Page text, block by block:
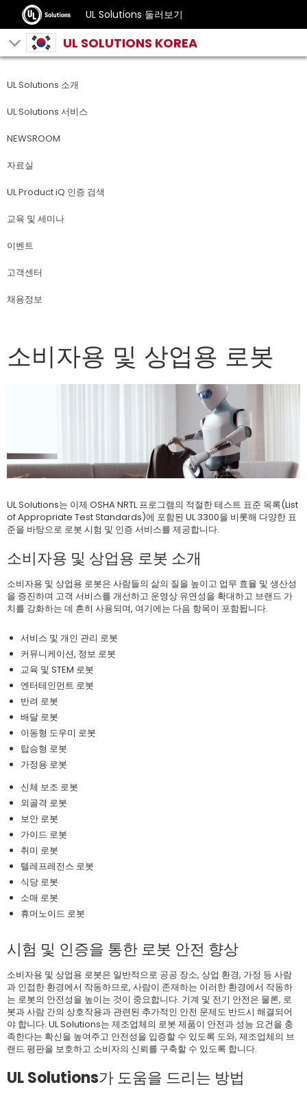
UL Solutions 둘러보기
UL SOLUTIONS KOREA
UL Solutions 소개
UL Solutions 서비스
NEWSROOM
자료실
UL Product iQ 인증 검색
교육 및 세미나
이벤트
고객센터
채용정보
소비자용 및 상업용 로봇
UL Solutions는 이제 OSHA NRTL 프로그램의 적절한 테스트 표준 목록(List
of Appropriate Test Standards)에 포함된 UL 3300을 비롯해 다양한 표
준을 바탕으로 로봇 시험 및 인증 서비스를 제공합니다.
소비자용 및 상업용 로봇 소개
소비자용 및 상업용 로봇은 사람들의 삶의 질을 높이고 업무 효율 및 생산성
을 증진하며 고객 서비스를 개선하고 운영상 유연성을 확대하고 브랜드 가
치를 강화하는 데 흔히 사용되며, 여기에는 다음 항목이 포함됩니다.
서비스 및 개인 관리 로봇
커뮤니케이션, 정보 로봇
교육 및 STEM 로봇
엔터테인먼트 로봇
반려 로봇
배달 로봇
이동형 도우미 로봇
탑승형 로봇
가정용 로봇
신체 보조 로봇
외골격 로봇
보안 로봇
가이드 로봇
취미 로봇
텔레프레전스 로봇
식당 로봇
소매 로봇
휴머노이드 로봇
시험 및 인증을 통한 로봇 안전 향상
소비자용 및 상업용 로봇은 일반적으로 공공 장소, 상업 환경, 가정 등 사람
과 인접한 환경에서 작동하므로, 사람이 존재하는 이러한 환경에서 작동하
는 로봇의 안전성을 높이는 것이 중요합니다. 기계 및 전기 안전은 물론, 로
봇과 사람 간의 상호작용과 관련된 추가적인 안전 문제도 반드시 해결되어
야 합니다. UL Solutions는 제조업체의 로봇 제품이 안전과 성능 요건을 충
족한다는 확신을 높여주고 안전성을 입증할 수 있도록 도와, 제조업체의 브
랜드 평판을 보호하고 소비자의 신뢰를 구축할 수 있도록 합니다.
UL Solutions가 도움을 드리는 방법